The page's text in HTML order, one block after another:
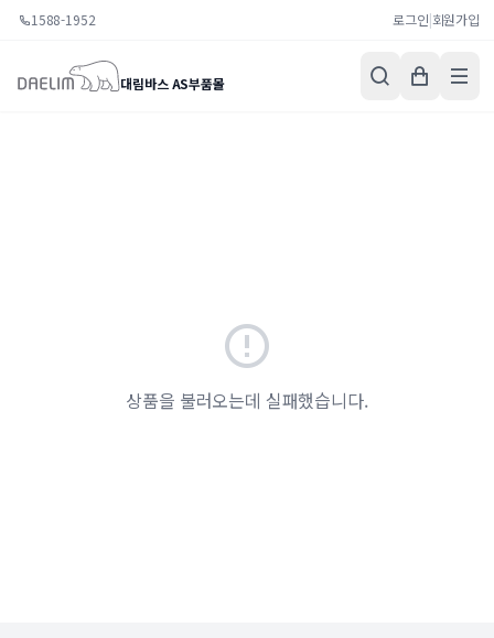
1588-1952 로그인|회원가입
대림바스 AS부품몰
상품을 불러오는데 실패했습니다.